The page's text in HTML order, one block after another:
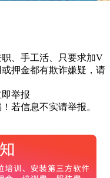
、手工活、只要求加V
押金都有欺诈嫌疑，请
举报
若信息不实请举报。